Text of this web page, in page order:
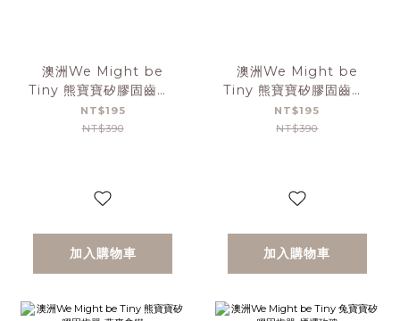
澳洲We Might be
Tiny 熊寶寶矽膠固齒器-
灰綠
NT$195
NT$390
加入購物車
澳洲We Might be
Tiny 熊寶寶矽膠固齒器-
煙燻玫瑰
NT$195
NT$390
加入購物車